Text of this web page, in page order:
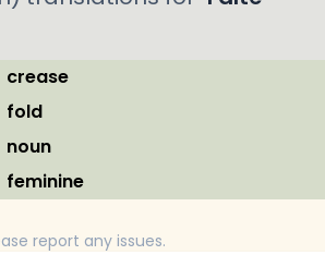
crease
fold
noun
feminine
report any issues.